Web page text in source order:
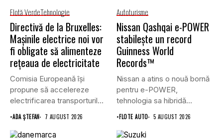
Flotă VerdeTehnologie
Directivă de la Bruxelles:
Mașinile electrice noi vor
fi obligate să alimenteze
rețeaua de electricitate
Comisia Europeană își
propune să accelereze
electrificarea transporturilor,
a clădirilor și a...
•ADA ȘTEFAN 7 AUGUST 2026
Autoturisme
Nissan Qashqai e-POWER
stabilește un record
Guinness World
Records™
Nissan a atins o nouă bornă
pentru e-POWER,
tehnologia sa hibridă
unică,...
•FLOTE AUTO 5 AUGUST 2026